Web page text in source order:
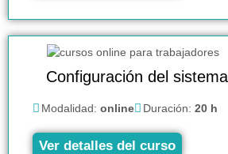
Configuración del
Modalidad: online Duración: 20 h
Ver detalles del curso